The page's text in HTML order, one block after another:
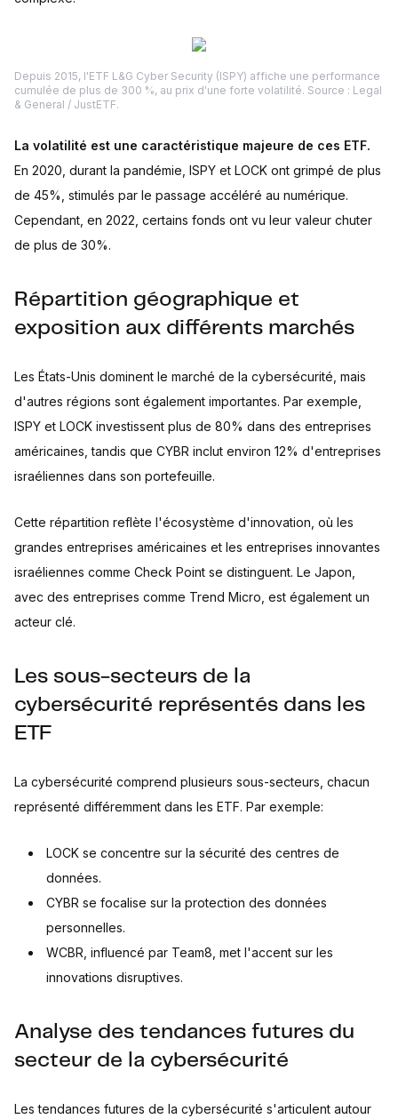
Depuis 2015, l'ETF L&G Cyber Security (ISPY) affiche une performance
cumulée de plus de 300 %, au prix d'une forte volatilité. Source : Legal
& General / JustETF.
La volatilité est une caractéristique majeure de ces ETF.
En 2020, durant la pandémie, ISPY et LOCK ont grimpé de plus
de 45%, stimulés par le passage accéléré au numérique.
Cependant, en 2022, certains fonds ont vu leur valeur chuter
de plus de 30%.
Répartition géographique et
exposition aux différents marchés
Les États-Unis dominent le marché de la cybersécurité, mais
d'autres régions sont également importantes. Par exemple,
ISPY et LOCK investissent plus de 80% dans des entreprises
américaines, tandis que CYBR inclut environ 12% d'entreprises
israéliennes dans son portefeuille.
Cette répartition reflète l'écosystème d'innovation, où les
grandes entreprises américaines et les entreprises innovantes
israéliennes comme Check Point se distinguent. Le Japon,
avec des entreprises comme Trend Micro, est également un
acteur clé.
Les sous-secteurs de la
cybersécurité représentés dans les
ETF
La cybersécurité comprend plusieurs sous-secteurs, chacun
représenté différemment dans les ETF. Par exemple:
LOCK se concentre sur la sécurité des centres de
données.
CYBR se focalise sur la protection des données
personnelles.
WCBR, influencé par Team8, met l'accent sur les
innovations disruptives.
Analyse des tendances futures du
secteur de la cybersécurité
Les tendances futures de la cybersécurité s'articulent autour